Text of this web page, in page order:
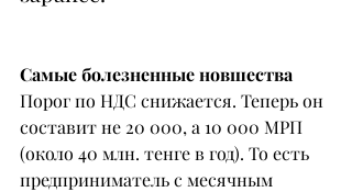
Самые болезненные новшества
Порог по НДС снижается. Теперь он
составит не 20 000, а 10 000 МРП
(около 40 млн. тенге в год). То есть
предприниматель с месячным